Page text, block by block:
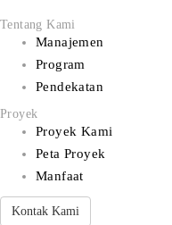
Tentang Kami
Manajemen
Program
Pendekatan
Proyek
Proyek Kami
Peta Proyek
Manfaat
Kontak Kami